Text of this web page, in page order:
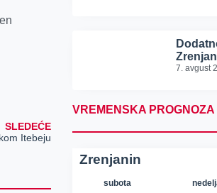
SLEDEĆE
Itebeju
7. avgust
VREMENSKA PROGNOZA